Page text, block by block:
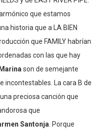
que estamos
historia que a LA BIEN
que FAMILY habrían
con las que hay
Marina son de semejante
incontestables. La cara B de
preciosa canción que
que
Santonja . Porque